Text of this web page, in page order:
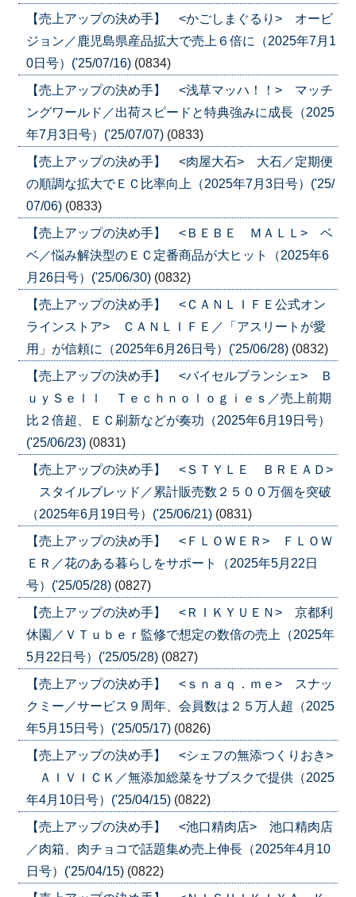
【売上アップの決め手】 <かごしまぐるり> オービ
ジョン／鹿児島県産品拡大で売上６倍に（2025年7月1
0日号）('25/07/16) (0834)
【売上アップの決め手】 <浅草マッハ！！> マッチ
ングワールド／出荷スピードと特典強みに成長（2025
年7月3日号）('25/07/07) (0833)
【売上アップの決め手】 <肉屋大石> 大石／定期便
の順調な拡大でＥＣ比率向上（2025年7月3日号）('25/
07/06) (0833)
【売上アップの決め手】 <ＢＥＢＥ ＭＡＬＬ> ベ
ベ／悩み解決型のＥＣ定番商品が大ヒット（2025年6
月26日号）('25/06/30) (0832)
【売上アップの決め手】 <ＣＡＮＬＩＦＥ公式オン
ラインストア> ＣＡＮＬＩＦＥ／「アスリートが愛
用」が信頼に（2025年6月26日号）('25/06/28) (0832)
【売上アップの決め手】 <バイセルブランシェ> Ｂ
ｕｙＳｅｌｌ Ｔｅｃｈｎｏｌｏｇｉｅｓ／売上前期
比２倍超、ＥＣ刷新などが奏功（2025年6月19日号）
('25/06/23) (0831)
【売上アップの決め手】 <ＳＴＹＬＥ ＢＲＥＡＤ>
スタイルブレッド／累計販売数２５００万個を突破
（2025年6月19日号）('25/06/21) (0831)
【売上アップの決め手】 <ＦＬＯＷＥＲ> ＦＬＯＷ
ＥＲ／花のある暮らしをサポート（2025年5月22日
号）('25/05/28) (0827)
【売上アップの決め手】 <ＲＩＫＹＵＥＮ> 京都利
休園／ＶＴｕｂｅｒ監修で想定の数倍の売上（2025年
5月22日号）('25/05/28) (0827)
【売上アップの決め手】 <ｓｎａｑ．ｍｅ> スナッ
クミー／サービス９周年、会員数は２５万人超（2025
年5月15日号）('25/05/17) (0826)
【売上アップの決め手】 <シェフの無添つくりおき>
ＡＩＶＩＣＫ／無添加総菜をサブスクで提供（2025
年4月10日号）('25/04/15) (0822)
【売上アップの決め手】 <池口精肉店> 池口精肉店
／肉箱、肉チョコで話題集め売上伸長（2025年4月10
日号）('25/04/15) (0822)